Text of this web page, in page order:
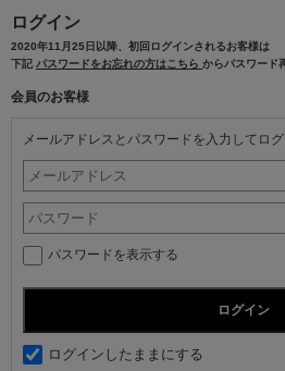
ログイン
2020年11月25日以降、初回ログインされるお客様は
下記 パスワードをお忘れの方はこちら からパスワード
会員のお客様
メールアドレスとパスワードを入力してログ
パスワードを表示する
ログインしたままにする